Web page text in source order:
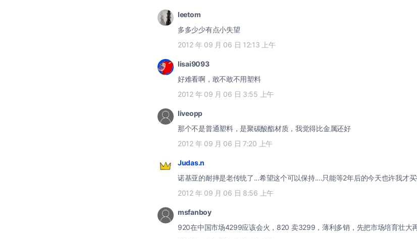
leetom
多多少少有点小失望
2012 年 09 月 06 日 12:13 上午
lisai9093
好难看啊，敢不敢不用塑料
2012 年 09 月 06 日 3:55 上午
liveopp
那个不是普通塑料，是聚碳酸酯材质，我觉得比金属还好
2012 年 09 月 06 日 7:20 上午
Judas.n
诺基亚的耐摔是老传统了...希望这个可以保持....只能等2年后的今天也许我才
2012 年 09 月 06 日 8:56 上午
msfanboy
920在中国市场4299应该会火，820 卖3299，薄利多销，先把市场培育壮大